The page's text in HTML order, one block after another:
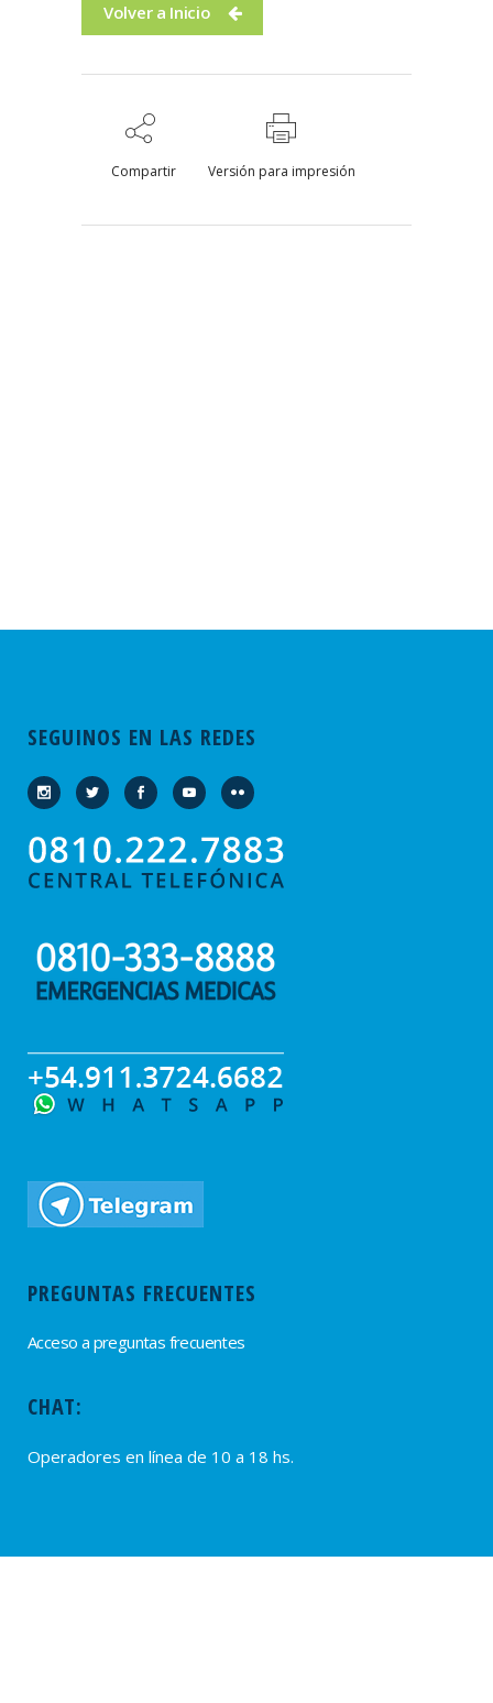
Volver a Inicio
Compartir Versión para impresión
SEGUINOS EN LAS REDES
PREGUNTAS FRECUENTES
Acceso a preguntas frecuentes
CHAT:
Operadores en línea de 10 a 18 hs.
PROVEEDORES